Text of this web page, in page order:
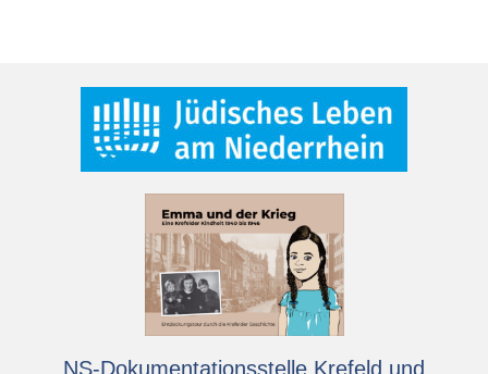
NS-Dokumentationsstelle Krefeld und